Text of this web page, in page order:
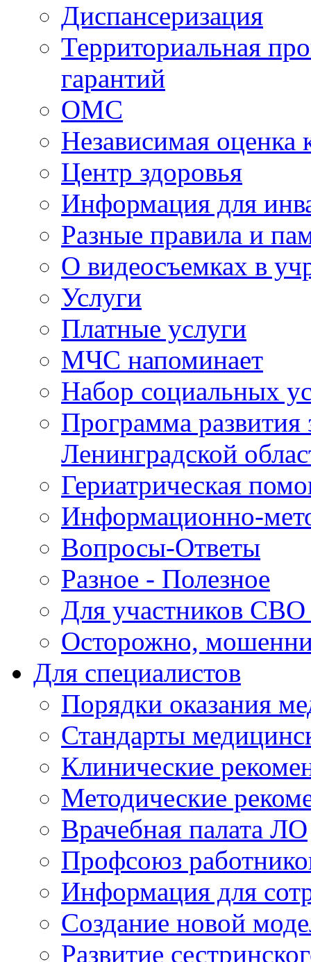
Диспансеризация
Территориальная
гарантий
ОМС
Независимая оценка
Центр здоровья
Информация для
Разные правила и
О видеосъемках в
Услуги
Платные услуги
МЧС напоминает
Набор социальных
Программа развития
Ленинградской
Гериатрическая
Информационно-
Вопросы-Ответы
Разное - Полезное
Для участников СВО
Осторожно,
Для специалистов
Порядки оказания
Стандарты
Клинические
Методические
Врачебная палата ЛО
Профсоюз
Информация для
Создание новой
Развитие